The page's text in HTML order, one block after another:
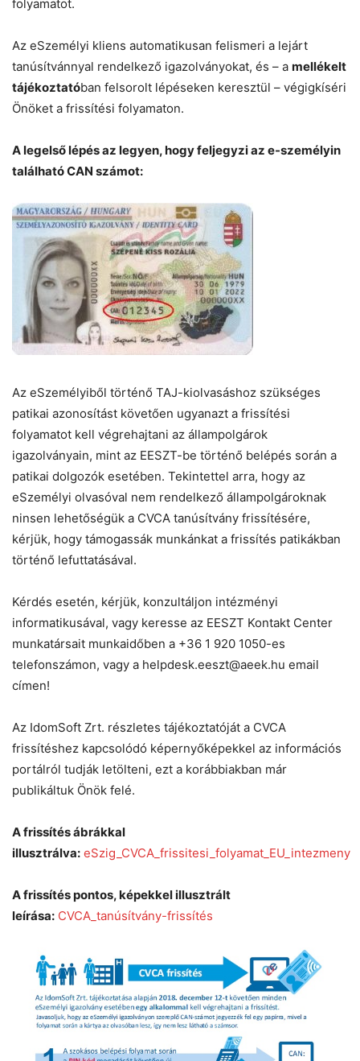
folyamatot.
Az eSzemélyi kliens automatikusan felismeri a lejárt
tanúsítvánnyal rendelkező igazolványokat, és – a mellékelt
tájékoztatóban felsorolt lépéseken keresztül – végigkíséri
Önöket a frissítési folyamaton.
A legelső lépés az legyen, hogy feljegyzi az e-személyin
található CAN számot:
Az eSzemélyiből történő TAJ-kiolvasáshoz szükséges
patikai azonosítást követően ugyanazt a frissítési
folyamatot kell végrehajtani az állampolgárok
igazolványain, mint az EESZT-be történő belépés során a
patikai dolgozók esetében. Tekintettel arra, hogy az
eSzemélyi olvasóval nem rendelkező állampolgároknak
ninsen lehetőségük a CVCA tanúsítvány frissítésére,
kérjük, hogy támogassák munkánkat a frissítés patikákban
történő lefuttatásával.
Kérdés esetén, kérjük, konzultáljon intézményi
informatikusával, vagy keresse az EESZT Kontakt Center
munkatársait munkaidőben a +36 1 920 1050-es
telefonszámon, vagy a helpdesk.eeszt@aeek.hu email
címen!
Az IdomSoft Zrt. részletes tájékoztatóját a CVCA
frissítéshez kapcsolódó képernyőképekkel az információs
portálról tudják letölteni, ezt a korábbiakban már
publikáltuk Önök felé.
A frissítés ábrákkal
illusztrálva: eSzig_CVCA_frissitesi_folyamat_EU_intezmeny
A frissítés pontos, képekkel illusztrált
leírása: CVCA_tanúsítvány-frissítés